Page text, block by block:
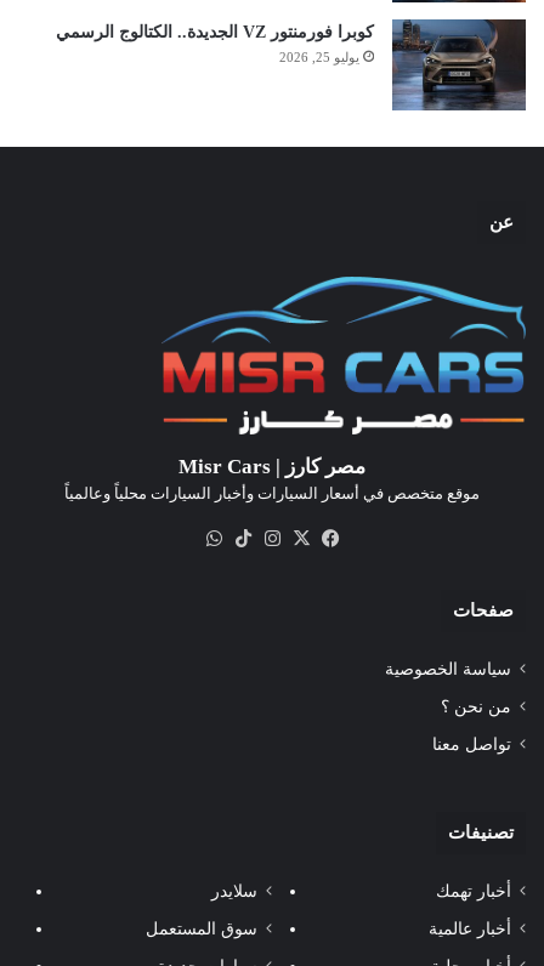
كوبرا فورمنتور VZ الجديدة.. الكتالوج الرسمي
يوليو 25, 2026
عن
مصر كارز | Misr Cars
موقع متخصص في أسعار السيارات وأخبار السيارات محلياً وعالمياً
فيسبوك
‫X انستقرام‫TikTok
صفحات
سياسة الخصوصية
من نحن ؟
تواصل معنا
تصنيفات
أخبار تهمك
أخبار عالمية
سلايدر
سوق المستعمل